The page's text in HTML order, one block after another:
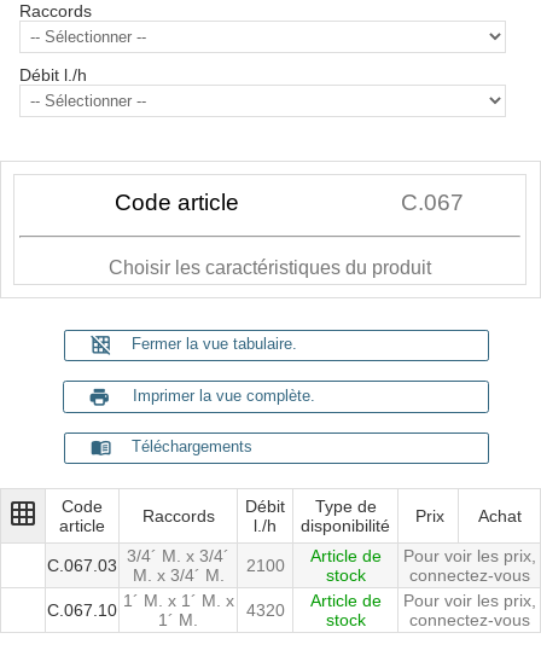
Raccords
Débit l./h
Code article C.067
Choisir les caractéristiques du produit
grid_off Fermer la vue tabulaire.
print Imprimer la vue complète.
menu_book Téléchargements
grid_on
Code
article
Raccords
Débit
l./h
Type de
disponibilité
Prix Achat
C.067.03 3/4´ M. x 3/4´
M. x 3/4´ M.
2100
Article de
stock
Pour voir les prix,
connectez-vous
C.067.10 1´ M. x 1´ M. x
1´ M.
4320
Article de
stock
Pour voir les prix,
connectez-vous